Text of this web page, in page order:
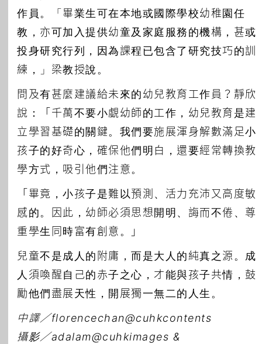
作員。「畢業生可在本地或國際學校幼稚園任
教，亦可加入提供幼童及家庭服務的機構，甚或
投身研究行列，因為課程已包含了研究技巧的訓
練，」梁教授說。
問及有甚麼建議給未來的幼兒教育工作員？靜欣
說：「千萬不要小覷幼師的工作，幼兒教育是建
立學習基礎的關鍵。我們要施展渾身解數滿足小
孩子的好奇心，確保他們明白，還要經常轉換教
學方式，吸引他們注意。
「畢竟，小孩子是難以預測、活力充沛又高度敏
感的。因此，幼師必須思想開明、誨而不倦、尊
重學生同時富有創意。」
兒童不是成人的附庸，而是大人的純真之源。成
人須喚醒自己的赤子之心，才能與孩子共情，鼓
勵他們盡展天性，開展獨一無二的人生。
中譯／florencechan@cuhkcontents
攝影／adalam@cuhkimages &